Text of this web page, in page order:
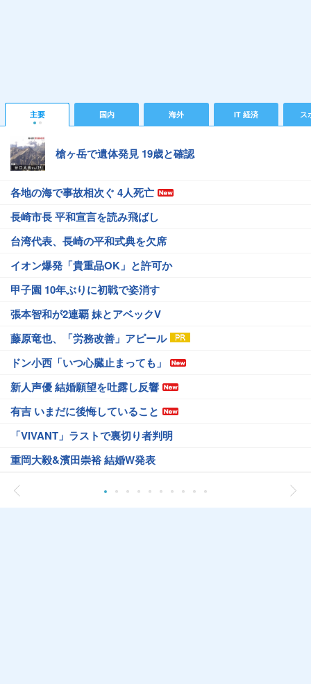
主要 国内 海外 IT 経済 ス
槍ヶ岳で遺体発見 19歳と確認
各地の海で事故相次ぐ 4人死亡
長崎市長 平和宣言を読み飛ばし
台湾代表、長崎の平和式典を欠席
イオン爆発「貴重品OK」と許可か
甲子園 10年ぶりに初戦で姿消す
張本智和が2連覇 妹とアベックV
藤原竜也、「労務改善」アピール
ドン小西「いつ心臓止まっても」
新人声優 結婚願望を吐露し反響
有吉 いまだに後悔していること
「VIVANT」ラストで裏切り者判明
重岡大毅&濱田崇裕 結婚W発表